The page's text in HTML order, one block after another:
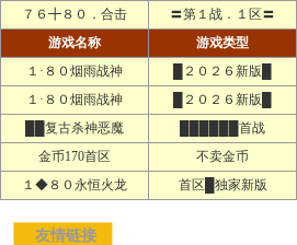
７６╋８０．合击
〓第１战．１区〓
游戏名称
游戏类型
１·８０烟雨战神
█２０２６新版█
１·８０烟雨战神
█２０２６新版█
██复古杀神恶魔
██████首战
金币170首区
不卖金币
１◆８０永恒火龙
首区█独家新版
友情链接